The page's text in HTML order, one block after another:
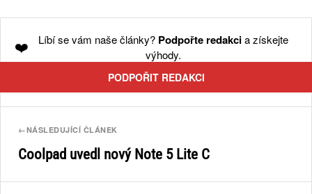
❤️ Líbí se vám naše články? Podpořte redakcia získejte
výhody.
PODPOŘIT REDAKCI
←NÁSLEDUJÍCÍ ČLÁNEK
Coolpad uvedl nový Note 5 Lite C